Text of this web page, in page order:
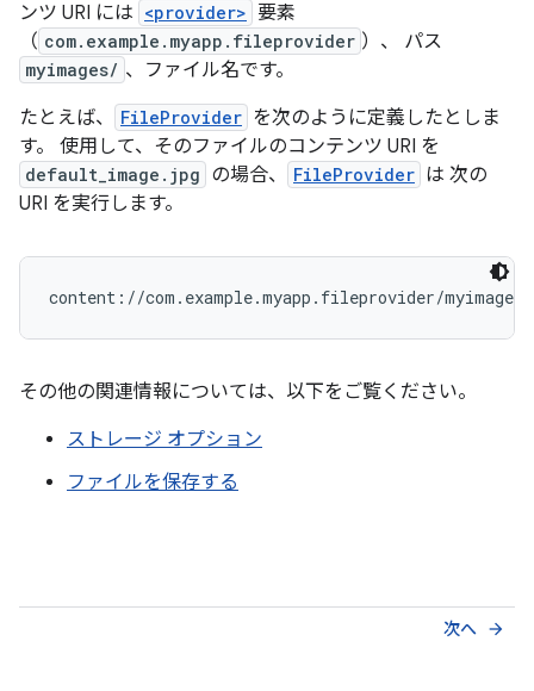
ンツ URI には <provider> 要素
（ com.example.myapp.fileprovider ）、 パス
myimages/ 、ファイル名です。
たとえば、
FileProvider を次のように定義したとしま
す。 使用して、そのファイルのコンテンツ URI を
default_image.jpg の場合、 FileProvider は 次の
URI を実行します。
content://com.example.myapp.fileprovider/
その他の関連情報については、以下をご覧ください。
ストレージ オプション
ファイルを保存する
次へ arrow_forward